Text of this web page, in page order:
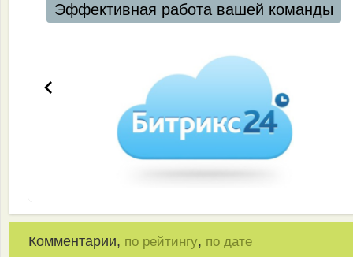
Эффективная работа вашей команды
Комментарии, по рейтингу, по дате